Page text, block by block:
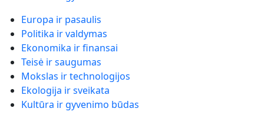
Europa ir pasaulis
Politika ir valdymas
Ekonomika ir finansai
Teisė ir saugumas
Mokslas ir technologijos
Ekologija ir sveikata
Kultūra ir gyvenimo būdas